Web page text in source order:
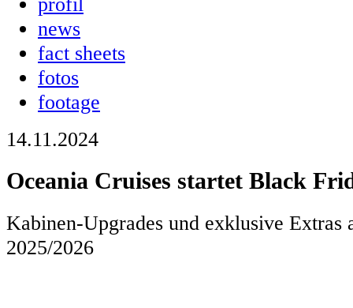
news
fact sheets
fotos
footage
14.11.2024
Oceania Cruises startet Black
Kabinen-Upgrades und exklusive
2025/2026